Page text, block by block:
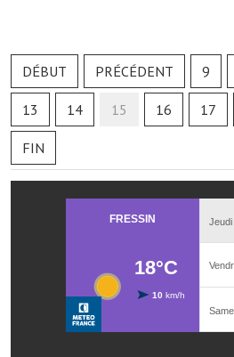
L'office de tourisme
Le conseil départemental
VILLE PRATIQUE
Services publics intercommunaux
Eaux, assainissement
France services
DÉBUT PRÉCÉDENT 9
13 14 15 16 17
FIN